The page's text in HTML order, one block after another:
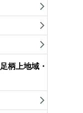
柄上地域・